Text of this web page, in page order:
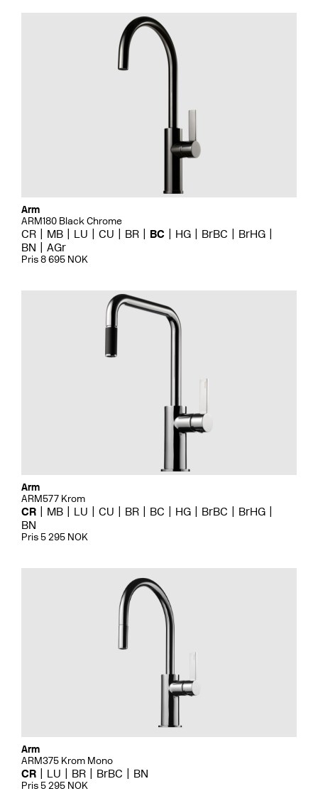
Arm
ARM180 Black Chrome
CR MB LU CU BR BC HG BrBC
BrHG
BN
AGr
Pris 8 695 NOK
Arm
ARM577 Krom
CR MB LU CU BR BC HG BrBC
BrHG
BN
Pris 5 295 NOK
Arm
ARM375 Krom Mono
CR LU BR BrBC BN
Pris 5 295 NOK